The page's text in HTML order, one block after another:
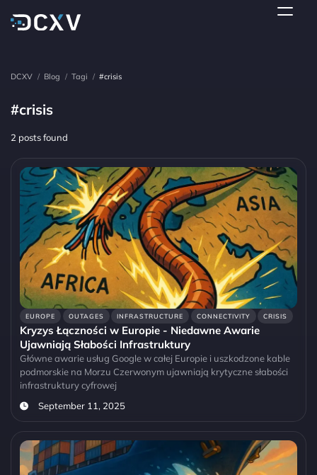
DCXV / Blog / Tagi / #crisis
#crisis
2 posts found
EUROPE OUTAGES INFRASTRUCTURE CONNECTIVITY CRISIS
Kryzys Łączności w Europie - Niedawne Awarie
Ujawniają Słabości Infrastruktury
Główne awarie usług Google w całej Europie i uszkodzone kable
podmorskie na Morzu Czerwonym ujawniają krytyczne słabości
infrastruktury cyfrowej
September 11, 2025